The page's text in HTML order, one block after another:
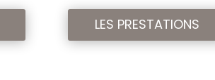
LES PRESTATIONS